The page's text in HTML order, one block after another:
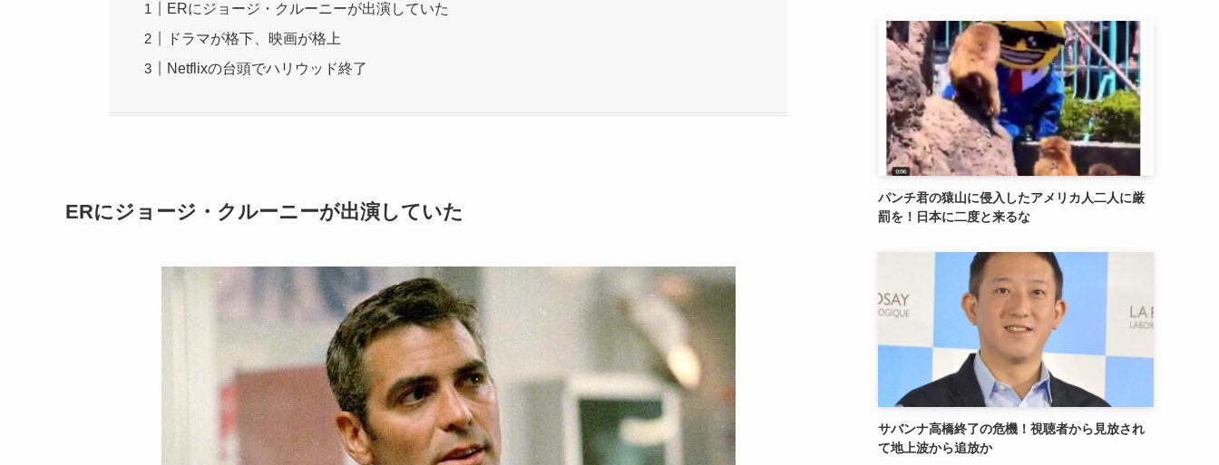
ERにジョージ・クルーニーが出演していた
ドラマが格下、映画が格上
Netflixの台頭でハリウッド終了
ERにジョージ・クルーニーが出演していた
パンチ君の猿山に侵入したアメリカ人二人に厳
罰を！日本に二度と来るな
サバンナ高橋終了の危機！視聴者から見放され
て地上波から追放か